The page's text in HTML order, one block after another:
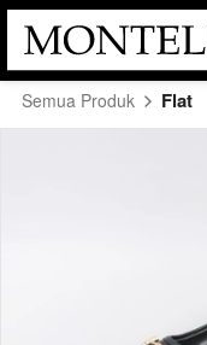
Semua Produk Flat